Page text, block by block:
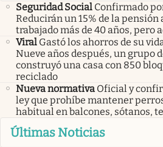
Seguridad Social Confirmado
Reducirán un 15% de la pensión
trabajado más de 40 años, pero
Viral Gastó los ahorros de su
Nueve años después, un grupo
construyó una casa con 850
reciclado
Nueva normativa Oficial y
ley que prohíbe mantener
habitual en balcones, sótanos,
Últimas Noticias